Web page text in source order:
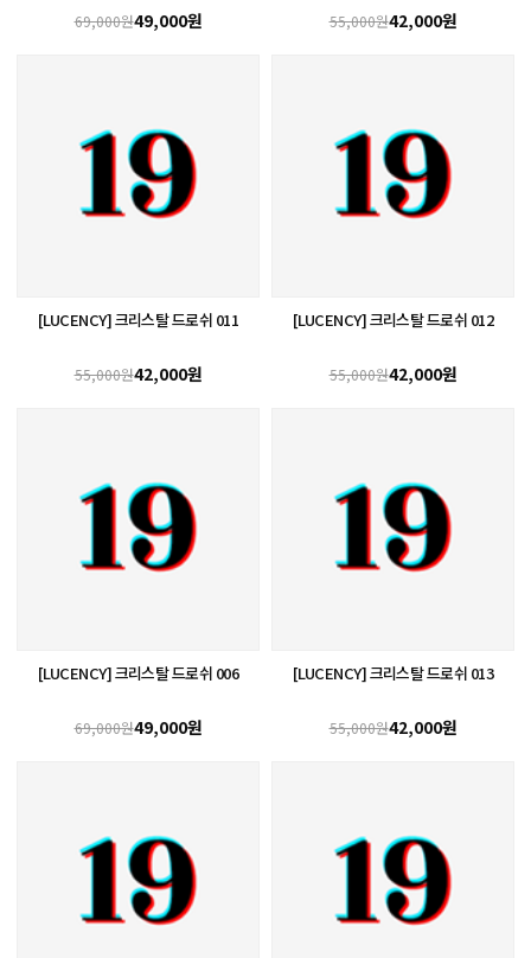
69,000원49,000원 55,000원42,000원
[LUCENCY] 크리스탈 드로쉬 011
55,000원42,000원
[LUCENCY] 크리스탈 드로쉬 012
55,000원42,000원
[LUCENCY] 크리스탈 드로쉬 006
69,000원49,000원
[LUCENCY] 크리스탈 드로쉬 013
55,000원42,000원